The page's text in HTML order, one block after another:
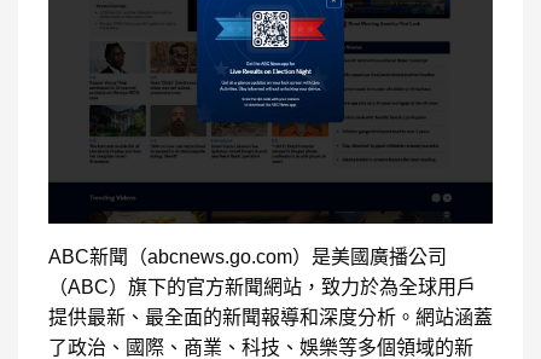
ABC新聞（abcnews.go.com）是美國廣播公司
（ABC）旗下的官方新聞網站，致力於為全球用戶
提供最新、最全面的新聞報導和深度分析。網站涵蓋
了政治、國際、商業、科技、娛樂等多個領域的新